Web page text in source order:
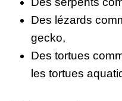
Des lézards
gecko,
Des tortues
les tortues